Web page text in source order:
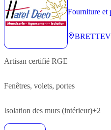
Fourniture et
Artisan certifié RGE
Fenêtres, volets, portes
Isolation des murs (intérieur)+2